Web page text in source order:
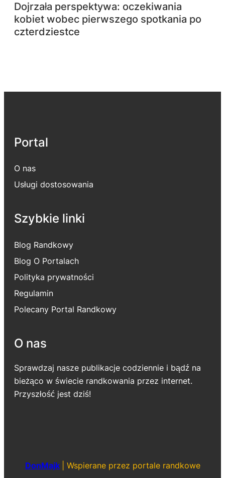
Dojrzała perspektywa: oczekiwania
kobiet wobec pierwszego spotkania po
czterdziestce
Portal
O nas
Usługi dostosowania
Szybkie linki
Blog Randkowy
Blog O Portalach
Polityka prywatności
Regulamin
Polecany Portal Randkowy
O nas
Sprawdzaj nasze publikacje codziennie i bądź na
bieżąco w świecie randkowania przez internet.
Przyszłość jest dziś!
DonMajk Wspierane przez portale randkowe